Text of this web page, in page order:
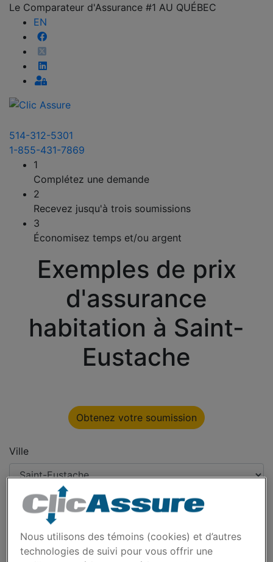
Le Comparateur d'Assurance #1 AU QUÉBEC
EN
514-312-5301
1-855-431-7869
1
Complétez une demande
2
Recevez jusqu'à trois soumissions
3
Économisez temps et/ou argent
Exemples de prix
d'assurance
habitation à Saint-
Eustache
Obtenez votre soumission
Ville
Type
ASSURANCE
Nous utilisons des témoins (cookies) et d’autres
technologies de suivi pour vous offrir une